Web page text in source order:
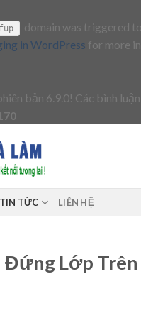
domain was triggered
in WordPress for more
bản 6.9.0! Các bình
TIN TỨC LIÊN HỆ
Đứng Lớp Trên